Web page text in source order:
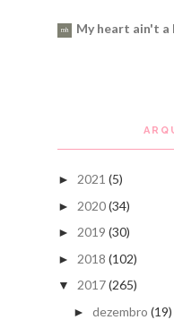
My heart ain't a
► 2021 (5)
► 2020(34)
► 2019 (30)
► 2018 (102)
▼ 2017(265)
► dezembro (19)